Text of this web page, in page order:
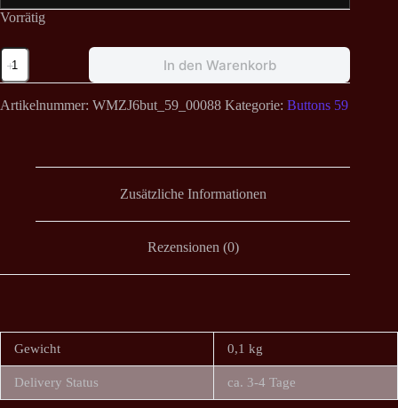
Vorrätig
Wolves
in
the
Throne
Room
Menge
In den Warenkorb
Artikelnummer: WMZJ6but_59_00088 Kategorie: Buttons 59
Zusätzliche Informationen
Rezensionen (0)
Gewicht 0,1 kg
Delivery Status ca. 3-4 Tage